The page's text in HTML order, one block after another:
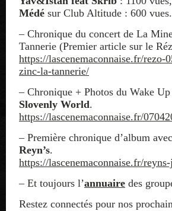
Médé sur Club Altitude : 600 vues.
– Chronique du concert de La
Tannerie (Premier article sur le
https://lascenemaconnaise.fr/
zinc-la-tannerie/
– Chronique + Photos du Wake
Slovenly World.
https://lascenemaconnaise.fr/
– Première chronique d’album
Reyn’s.
https://lascenemaconnaise.fr/
– Et toujours l’annuaire des
Restez connectés pour nos